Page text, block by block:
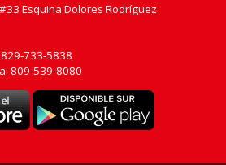
Esquina Dolores Rodríguez
733-5838
809-539-8080